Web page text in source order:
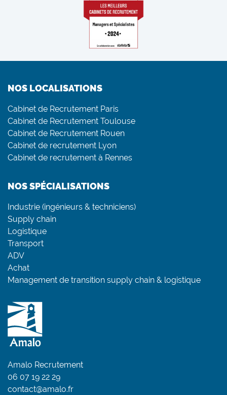
NOS LOCALISATIONS
Cabinet de Recrutement Paris
Cabinet de Recrutement Toulouse
Cabinet de Recrutement Rouen
Cabinet de recrutement Lyon
Cabinet de recrutement à Rennes
NOS SPÉCIALISATIONS
Industrie (ingénieurs & techniciens)
Supply chain
Logistique
Transport
ADV
Achat
Management de transition supply chain & logistique
Amalo Recrutement
06 07 19 22 29
contact@amalo.fr